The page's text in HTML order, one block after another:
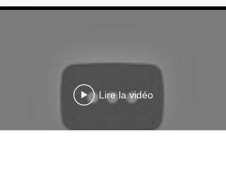
Lire la vidéo